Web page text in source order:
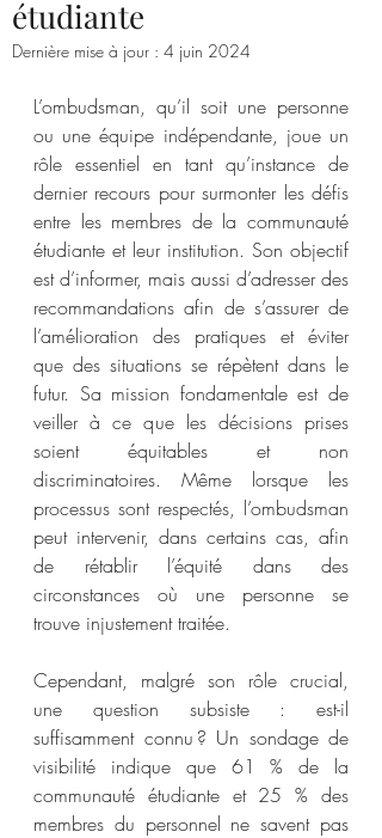
étudiante
Dernière mise à jour : 4 juin 2024
L’ombudsman, qu’il soit une personne
ou une équipe indépendante, joue un
rôle essentiel en tant qu’instance de
dernier recours pour surmonter les défis
entre les membres de la communauté
étudiante et leur institution. Son objectif
est d’informer, mais aussi d’adresser des
recommandations afin de s’assurer de
l’amélioration des pratiques et éviter
que des situations se répètent dans le
futur. Sa mission fondamentale est de
veiller à ce que les décisions prises
soient équitables et non
discriminatoires. Même lorsque les
processus sont respectés, l’ombudsman
peut intervenir, dans certains cas, afin
de rétablir l’équité dans des
circonstances où une personne se
trouve injustement traitée.
Cependant, malgré son rôle crucial,
une question subsiste : est-il
suffisamment connu ? Un sondage de
visibilité indique que 61 % de la
communauté étudiante et 25 % des
membres du personnel ne savent pas